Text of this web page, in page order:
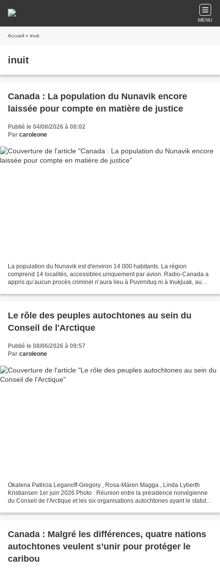
MENU
Accueil » inuit
inuit
Canada : La population du Nunavik encore
laissée pour compte en matière de justice
Publié le 04/08/2026 à 08:02
Par caroleone
La population du Nunavik est d'environ 14 000 habitants. La région
comprend 14 localités, accessibles uniquement par avion. Radio-Canada a
appris qu’aucun procès criminel n’aura lieu à Puvirnituq ni à Inukjuak, au
Le rôle des peuples autochtones au sein du
Conseil de l'Arctique
Publié le 08/06/2026 à 09:57
Par caroleone
Okalena Patricia Leganoff-Gregory , Rosa-Máren Magga , Linda Lyberth
Kristiansen 1er juin 2026 Photo : Réunion entre la présidence norvégienne
du Conseil de l'Arctique et les six organisations autochtones ayant le statut
Canada : Malgré les différences, quatre nations
autochtones veulent s’unir pour protéger le
caribou